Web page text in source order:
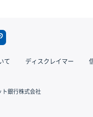
て ディスクレイマー
ト銀行株式会社